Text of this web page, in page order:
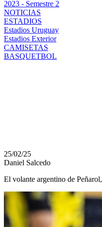
2023 - Semestre 2
NOTICIAS
ESTADIOS
Estadios Uruguay
Estadios Exterior
CAMISETAS
BASQUETBOL
25/02/25
Daniel Salcedo
El volante argentino de Peñarol,